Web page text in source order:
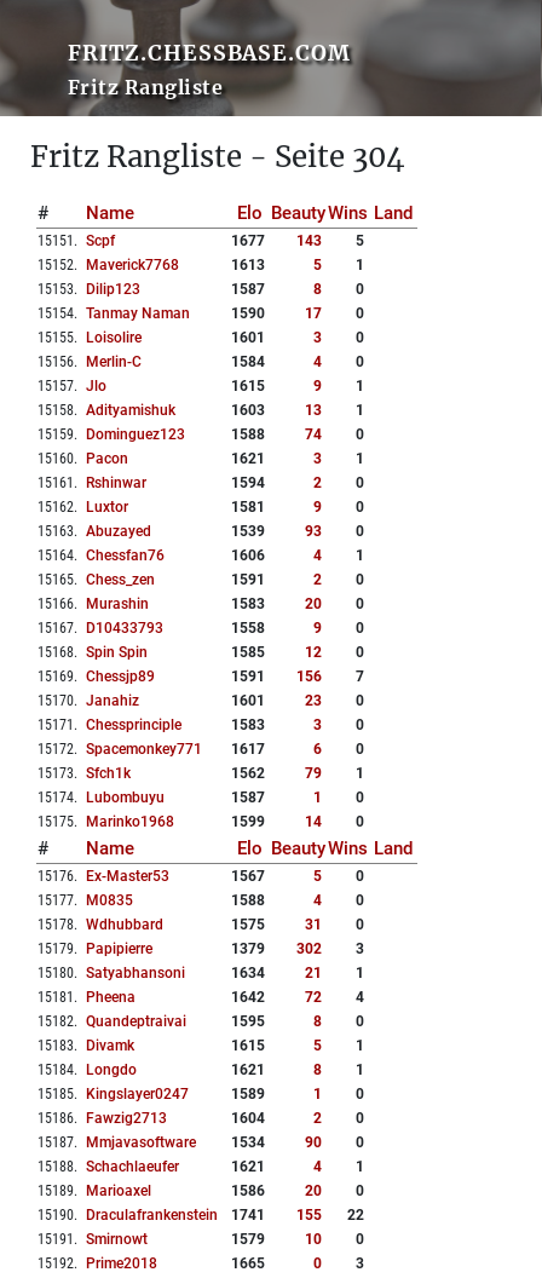
FRITZ.CHESSBASE.COM
Fritz Rangliste
Fritz Rangliste - Seite 304
# Name Elo BeautyWins Land
15151 . Scpf 1677 143
5
15152. Maverick7768 1613 5
1
15153. Dilip123 1587 8
0
15154. Tanmay Naman 1590 17
0
15155. Loisolire 1601 3
0
15156. Merlin-C 1584 4
0
15157. Jlo 1615 9
1
15158. Adityamishuk 1603 13
1
15159. Dominguez123 1588 74
0
15160. Pacon 1621 3
1
15161 . Rshinwar 1594 2
0
15162. Luxtor 1581 9
0
15163. Abuzayed 1539 93
0
15164. Chessfan76 1606 4
1
15165. Chess_zen 1591 2
0
15166. Murashin 1583 20
0
15167. D10433793 1558 9
0
15168. Spin Spin 1585 12
0
15169. Chessjp89 1591 156
7
15170. Janahiz 1601 23
0
15171 . Chessprinciple 1583 3
0
15172. Spacemonkey771 1617 6
0
15173. Sfch1k 1562 79
1
15174. Lubombuyu 1587 1
0
15175. Marinko1968 1599 14 0
# Name Elo BeautyWins Land
15176. Ex-Master53 1567 5
0
15177. M0835 1588 4
0
15178. Wdhubbard 1575 31
0
15179. Papipierre 1379 302
3
15180. Satyabhansoni 1634 21
1
15181 . Pheena 1642 72
4
15182. Quandeptraivai 1595 8
0
15183. Divamk 1615 5
1
15184. Longdo 1621 8
1
15185. Kingslayer0247 1589 1
0
15186. Fawzig2713 1604 2
0
15187. Mmjavasoftware 1534 90
0
15188. Schachlaeufer 1621 4
1
15189. Marioaxel 1586 20
0
15190. Draculafrankenstein 1741 155
22
15191 . Smirnowt 1579 10
0
15192. Prime2018 1665 0
3